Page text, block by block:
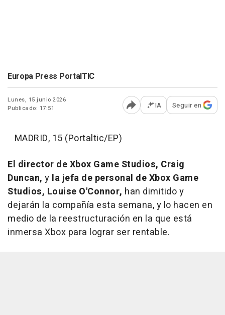
Europa Press PortalTIC
Lunes, 15 junio 2026
Publicado: 17:51
Abrir opciones para
IA Seguir en
MADRID, 15 (Portaltic/EP)
El director de Xbox Game Studios, Craig
Duncan, y la jefa de personal de Xbox Game
Studios, Louise O'Connor, han dimitido y
dejarán la compañía esta semana, y lo hacen en
medio de la reestructuración en la que está
inmersa Xbox para lograr ser rentable.